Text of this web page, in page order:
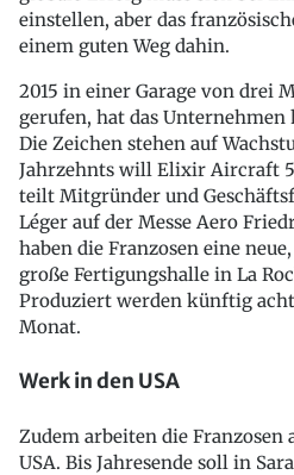
einstellen, aber das
einem guten Weg dahin.
2015 in einer Garage von drei
gerufen, hat das Unternehmen
Die Zeichen stehen auf
Jahrzehnts will Elixir Aircraft
teilt Mitgründer und
Léger auf der Messe Aero
haben die Franzosen eine
große Fertigungshalle in La
Produziert werden künftig
Monat.
Werk in den USA
Zudem arbeiten die Franzosen
USA. Bis Jahresende soll in